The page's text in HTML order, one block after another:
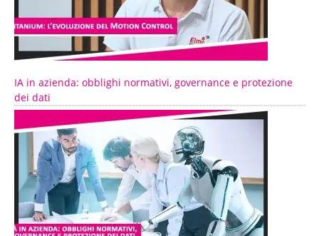
IA in azienda: obblighi normativi, governance e protezione
dei dati